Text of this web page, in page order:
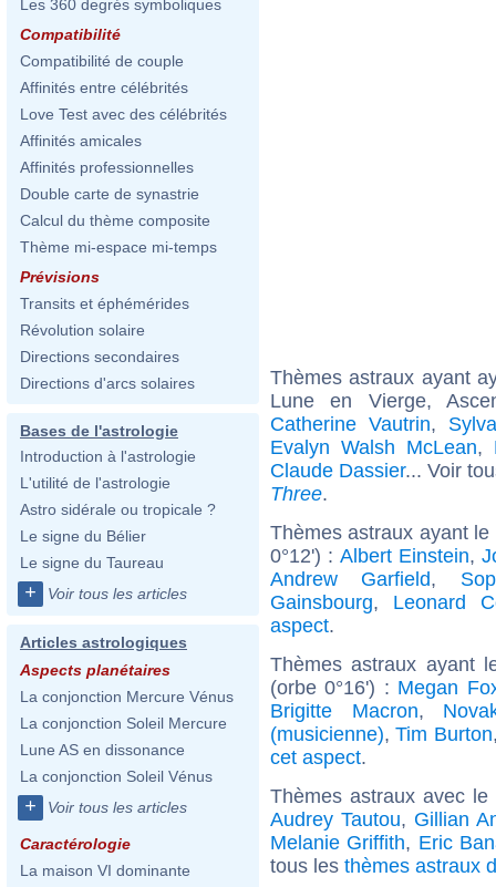
Les 360 degrés symboliques
Compatibilité
Compatibilité de couple
Affinités entre célébrités
Love Test avec des célébrités
Affinités amicales
Affinités professionnelles
Double carte de synastrie
Calcul du thème composite
Thème mi-espace mi-temps
Prévisions
Transits et éphémérides
Révolution solaire
Directions secondaires
Directions d'arcs solaires
Bases de l'astrologie
Introduction à l'astrologie
L'utilité de l'astrologie
Astro sidérale ou tropicale ?
Le signe du Bélier
Le signe du Taureau
+ Voir tous les articles
Articles astrologiques
Aspects planétaires
La conjonction Mercure Vénus
La conjonction Soleil Mercure
Lune AS en dissonance
La conjonction Soleil Vénus
+ Voir tous les articles
Caractérologie
La maison VI dominante
Thèmes astraux ayant
Lune en Vierge,
Catherine Vautrin,
Evalyn Walsh McLean,
Claude Dassier... Voir
Three.
Thèmes astraux ayant
0°12') : Albert Einstein,
Andrew Garfield,
Gainsbourg, Leonard
aspect.
Thèmes astraux ayant
(orbe 0°16') : Megan
Brigitte Macron,
(musicienne),Tim Burton
cet aspect.
Thèmes astraux avec
Audrey Tautou, Gillian
Melanie Griffith, Eric
tous les thèmes astraux